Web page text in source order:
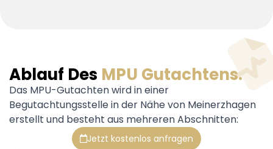
Ablauf Des MPU Gutachtens.
Das MPU-Gutachten wird in einer
Begutachtungsstelle in der Nähe von Meinerzhagen
erstellt und besteht aus mehreren Abschnitten:
Jetzt kostenlos anfragen